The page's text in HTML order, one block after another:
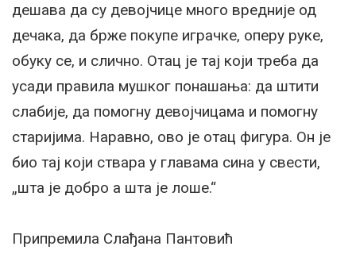
дешава да су девојчице много вредније од
дечака, да брже покупе играчке, оперу руке,
обуку се, и слично. Отац је тај који треба да
усади правила мушког понашања: да штити
слабије, да помогну девојчицама и помогну
старијима. Наравно, ово је отац фигура. Он је
био тај који ствара у главама сина у свести,
„шта је добро а шта је лоше.“
Припремила Слађана Пантовић